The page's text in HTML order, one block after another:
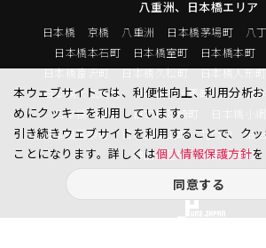
八重洲、日本橋エリア
日本橋 京橋 八重洲 日本橋茅場町 八
日本橋本石町
日本橋室町 日本橋本町
日本橋富沢町
日本橋久松町 日本橋人形町
日本橋大伝馬町
日本橋小伝馬町 日本橋
日本橋蛎殻町
日本橋箱崎町 日本橋小
日本橋馬喰町
日本橋横山町 丸の内 鍛
神田紺屋町
神田美倉町
本ウェブサイトでは、利便性向上、利用分析
めにクッキーを利用しています。
引き続きウェブサイトを利用することで、ク
ことになります。詳しくは個人情報保護方針
同意する